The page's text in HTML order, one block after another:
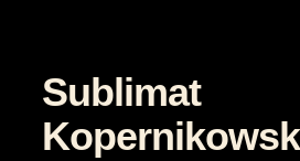
Sublimat